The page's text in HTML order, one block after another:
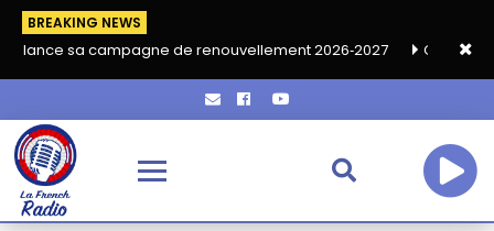
BREAKING NEWS
de renouvellement 2026‑2027 Grand café de